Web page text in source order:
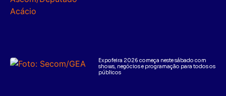
Expofeira 2026 começa neste sábado com
shows, negócios e programação para todos os
públicos